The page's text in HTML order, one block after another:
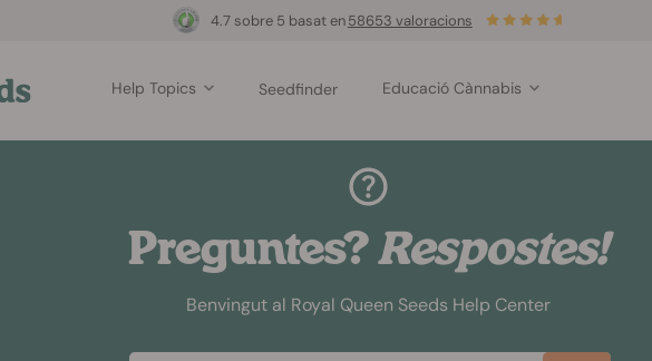
4.7 sobre 5 basat en58653 valoracions
Help Topics Seedfinder Educació Cànnabis
Preguntes? Respostes!
Benvingut al Royal Queen Seeds Help Center